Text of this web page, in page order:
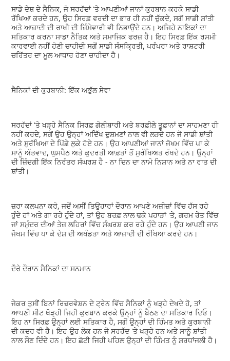
ਸਾਡੇ ਦੇਸ਼ ਦੇ ਸੈਨਿਕ, ਜੋ ਸਰਹੱਦਾਂ 'ਤੇ ਆਪਣੀਆਂ ਜਾਨਾਂ ਕੁਰਬਾਨ ਕਰਕੇ ਸਾਡੀ
ਰੱਖਿਆ ਕਰਦੇ ਹਨ, ਉਹ ਸਿਰਫ਼ ਵਰਦੀ ਦਾ ਭਾਰ ਹੀ ਨਹੀਂ ਚੁੱਕਦੇ, ਸਗੋਂ ਸਾਡੀ ਸ਼ਾਂਤੀ
ਅਤੇ ਆਜ਼ਾਦੀ ਦੀ ਰਾਖੀ ਦੀ ਜ਼ਿੰਮੇਵਾਰੀ ਵੀ ਨਿਭਾਉਂਦੇ ਹਨ। ਅਜਿਹੇ ਨਾਇਕਾਂ ਦਾ
ਸਤਿਕਾਰ ਕਰਨਾ ਸਾਡਾ ਨੈਤਿਕ ਅਤੇ ਸਮਾਜਿਕ ਫਰਜ਼ ਹੈ। ਇਹ ਸਿਰਫ਼ ਇੱਕ ਰਸਮੀ
ਕਾਰਵਾਈ ਨਹੀਂ ਹੋਣੀ ਚਾਹੀਦੀ ਸਗੋਂ ਸਾਡੀ ਸੰਸਕ੍ਰਿਤੀ, ਪਰੰਪਰਾ ਅਤੇ ਰਾਸ਼ਟਰੀ
ਚਰਿੱਤਰ ਦਾ ਮੂਲ ਆਧਾਰ ਹੋਣਾ ਚਾਹੀਦਾ ਹੈ।
ਸੈਨਿਕਾਂ ਦੀ ਕੁਰਬਾਨੀ: ਇੱਕ ਅਭੁੱਲ ਸੇਵਾ
ਸਰਹੱਦਾਂ 'ਤੇ ਖੜ੍ਹੇ ਸੈਨਿਕ ਸਿਰਫ਼ ਗੋਲੀਬਾਰੀ ਅਤੇ ਬਰਫ਼ੀਲੇ ਤੂਫ਼ਾਨਾਂ ਦਾ ਸਾਹਮਣਾ ਹੀ
ਨਹੀਂ ਕਰਦੇ, ਸਗੋਂ ਉਹ ਉਨ੍ਹਾਂ ਅਦਿੱਖ ਦੁਸ਼ਮਣਾਂ ਨਾਲ ਵੀ ਲੜਦੇ ਹਨ ਜੋ ਸਾਡੀ ਸ਼ਾਂਤੀ
ਅਤੇ ਸੁਰੱਖਿਆ ਦੇ ਪਿੱਛੇ ਲੁਕੇ ਹੋਏ ਹਨ। ਉਹ ਆਪਣੀਆਂ ਜਾਨਾਂ ਜੋਖਮ ਵਿੱਚ ਪਾ ਕੇ
ਸਾਨੂੰ ਅੱਤਵਾਦ, ਘੁਸਪੈਠ ਅਤੇ ਕੁਦਰਤੀ ਆਫ਼ਤਾਂ ਤੋਂ ਸੁਰੱਖਿਅਤ ਰੱਖਦੇ ਹਨ। ਉਨ੍ਹਾਂ
ਦੀ ਜ਼ਿੰਦਗੀ ਇੱਕ ਨਿਰੰਤਰ ਸੰਘਰਸ਼ ਹੈ - ਨਾ ਦਿਨ ਦਾ ਨਾਮੋ ਨਿਸ਼ਾਨ ਅਤੇ ਨਾ ਰਾਤ ਦੀ
ਸ਼ਾਂਤੀ।
ਜ਼ਰਾ ਕਲਪਨਾ ਕਰੋ, ਜਦੋਂ ਅਸੀਂ ਤਿਉਹਾਰਾਂ ਦੌਰਾਨ ਆਪਣੇ ਅਜ਼ੀਜ਼ਾਂ ਵਿੱਚ ਹੱਸ ਰਹੇ
ਹੁੰਦੇ ਹਾਂ ਅਤੇ ਗਾ ਰਹੇ ਹੁੰਦੇ ਹਾਂ, ਤਾਂ ਉਹ ਬਰਫ਼ ਨਾਲ ਢਕੇ ਪਹਾੜਾਂ 'ਤੇ, ਗਰਮ ਰੇਤ ਵਿੱਚ
ਜਾਂ ਸਮੁੰਦਰ ਦੀਆਂ ਤੇਜ਼ ਲਹਿਰਾਂ ਵਿੱਚ ਸੰਘਰਸ਼ ਕਰ ਰਹੇ ਹੁੰਦੇ ਹਨ। ਉਹ ਆਪਣੀ ਜਾਨ
ਜੋਖਮ ਵਿੱਚ ਪਾ ਕੇ ਦੇਸ਼ ਦੀ ਅਖੰਡਤਾ ਅਤੇ ਆਜ਼ਾਦੀ ਦੀ ਰੱਖਿਆ ਕਰਦੇ ਹਨ।
ਦੌਰੇ ਦੌਰਾਨ ਸੈਨਿਕਾਂ ਦਾ ਸਨਮਾਨ
ਜੇਕਰ ਤੁਸੀਂ ਬਿਨਾਂ ਰਿਜ਼ਰਵੇਸ਼ਨ ਦੇ ਟ੍ਰੇਨ ਵਿੱਚ ਸੈਨਿਕਾਂ ਨੂੰ ਖੜ੍ਹੇ ਦੇਖਦੇ ਹੋ, ਤਾਂ
ਆਪਣੀ ਸੀਟ ਥੋੜ੍ਹੀ ਜਿਹੀ ਕੁਰਬਾਨ ਕਰਕੇ ਉਨ੍ਹਾਂ ਨੂੰ ਬੈਠਣ ਦਾ ਸਤਿਕਾਰ ਦਿਓ।
ਇਹ ਨਾ ਸਿਰਫ਼ ਉਨ੍ਹਾਂ ਲਈ ਸਤਿਕਾਰ ਹੈ, ਸਗੋਂ ਉਨ੍ਹਾਂ ਦੀ ਹਿੰਮਤ ਅਤੇ ਕੁਰਬਾਨੀ
ਦੀ ਕਦਰ ਵੀ ਹੈ। ਇਹ ਉਹ ਲੋਕ ਹਨ ਜੋ ਸਰਹੱਦ 'ਤੇ ਖੜ੍ਹੇ ਹਨ ਅਤੇ ਸਾਨੂੰ ਸ਼ਾਂਤੀ
ਨਾਲ ਸੌਣ ਦਿੰਦੇ ਹਨ। ਇਹ ਛੋਟੀ ਜਿਹੀ ਪਹਿਲ ਉਨ੍ਹਾਂ ਦੀ ਹਿੰਮਤ ਨੂੰ ਸ਼ਰਧਾਂਜਲੀ ਹੈ।